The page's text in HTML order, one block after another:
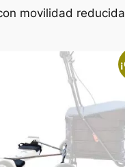
movilidad